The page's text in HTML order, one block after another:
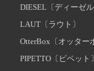
DIESEL〔ディーゼル
LAUT〔ラウト〕
OtterBox〔オッター
PIPETTO〔ピペット〕